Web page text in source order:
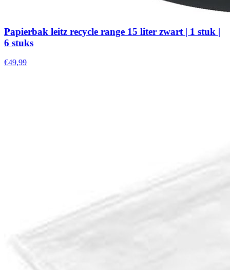
Papierbak leitz recycle range 15 liter zwart | 1 stuk |
6 stuks
€49,99